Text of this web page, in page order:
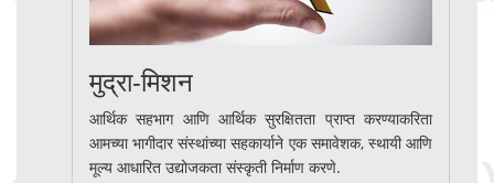
मुद्रा-मिशन
आर्थिक सहभाग आणि आर्थिक सुरक्षितता प्राप्त करण्याकरिता
आमच्या भागीदार संस्थांच्या सहकार्याने एक समावेशक, स्थायी आणि
मूल्य आधारित उद्योजकता संस्कृती निर्माण करणे.